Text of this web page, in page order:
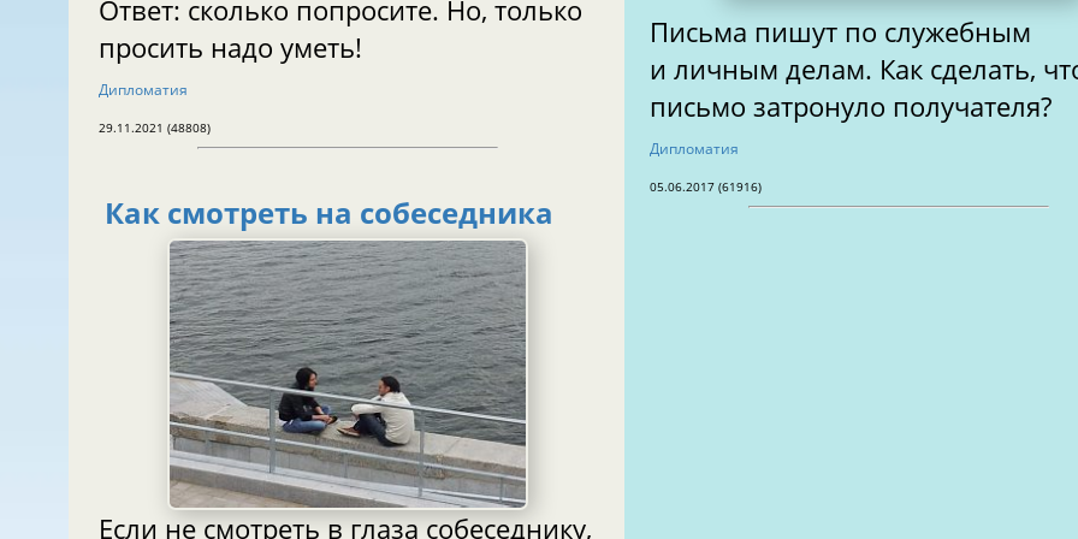
Ответ: сколько попросите. Но, только
просить надо уметь!
Дипломатия
29.11.2021 (48808)
Как смотреть на собеседника
Если не смотреть в глаза собеседнику,
Письма пишут по служебным
и личным делам. Как сделать,
письмо затронуло получателя?
Дипломатия
05.06.2017 (61916)